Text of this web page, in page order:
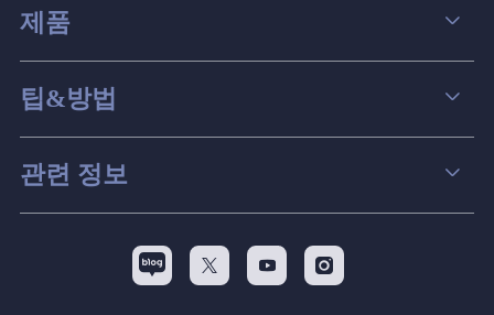
제품
데이터 복구
파티션 관리
스크린 레코더
백업&복원
팁&방법
컴퓨터 데이터 복구 팁
맥 데이터 복구 팁
디스크 파티션 팁
관련 정보
리셀러
  